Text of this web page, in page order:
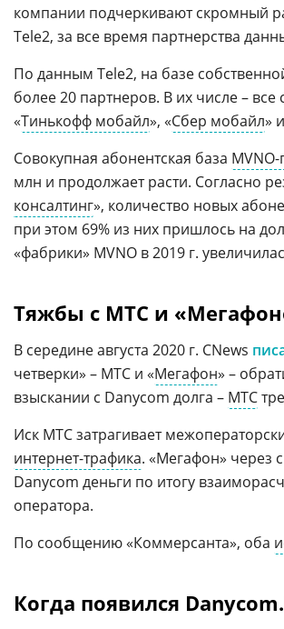
компании подчеркивают скромный
Tele2, за все время партнерства
По данным Tele2, на базе
более 20 партнеров. В их числе –
«Тинькофф мобайл», «Сбер мобайл»
Совокупная абонентская база
млн и продолжает расти. Согласно
консалтинг», количество новых
при этом 69% из них пришлось на
«фабрики» MVNO в 2019 г.
Тяжбы с МТС и
В середине августа 2020 г. CNews
четверки» – МТС и «Мегафон» –
взыскании с Danycom долга – МТС
Иск МТС затрагивает
интернет-трафика. «Мегафон» через
Danycom деньги по итогу
оператора.
По сообщению «Коммерсанта», оба
Когда появился